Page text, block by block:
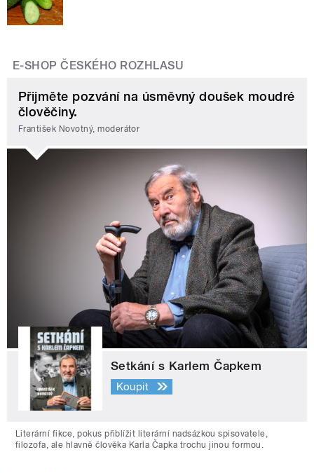
E-SHOP ČESKÉHO ROZHLASU
Přijměte pozvání na úsměvný doušek moudré
člověčiny.
František Novotný, moderátor
Setkání s Karlem Čapkem
Koupit
Literární fikce, pokus přiblížit literární nadsázkou spisovatele,
filozofa, ale hlavně člověka Karla Čapka trochu jinou formou.